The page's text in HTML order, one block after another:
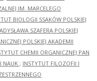
IM. MARCELEGO
BIOLOGII SSAKÓW POLSKIEJ
SZAFERA POLSKIEJ
POLSKIEJ AKADEMII
CHEMII ORGANICZNEJ PAN
NAUK ; INSTYTUT FILOZOFII I